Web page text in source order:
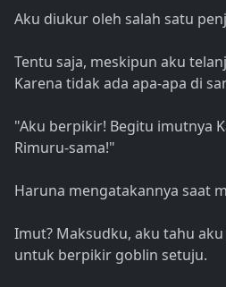
Aku diukur oleh salah satu
Tentu saja, meskipun aku
Karena tidak ada apa-apa di
"Aku berpikir! Begitu imutnya
Rimuru-sama!"
Haruna mengatakannya saat
Imut? Maksudku, aku tahu
untuk berpikir goblin setuju.